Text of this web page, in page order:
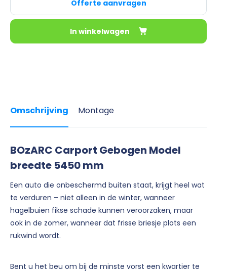
Offerte aanvragen
In winkelwagen
Omschrijving Montage
BOzARC Carport Gebogen Model
breedte 5450 mm
Een auto die onbeschermd buiten staat, krijgt heel wat
te verduren – niet alleen in de winter, wanneer
hagelbuien fikse schade kunnen veroorzaken, maar
ook in de zomer, wanneer dat frisse briesje plots een
rukwind wordt.
Bent u het beu om bij de minste vorst een kwartier te